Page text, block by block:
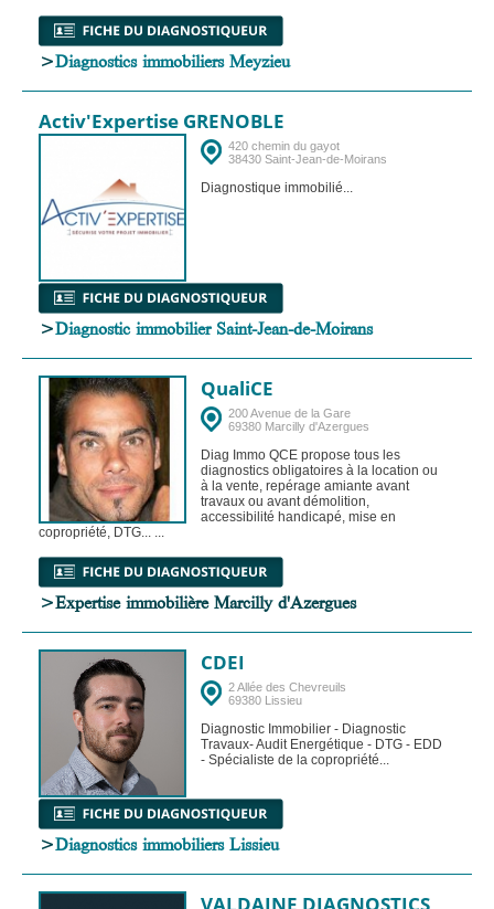
>Diagnostics immobiliers Meyzieu
Activ'Expertise GRENOBLE
420 chemin du gayot
38430 Saint-Jean-de-Moirans
Diagnostique immobilié...
>Diagnostic immobilier Saint-Jean-de-Moirans
QualiCE
200 Avenue de la Gare
69380 Marcilly d'Azergues
Diag Immo QCE propose tous les
diagnostics obligatoires à la location ou
à la vente, repérage amiante avant
travaux ou avant démolition,
accessibilité handicapé, mise en
copropriété, DTG... ...
>Expertise immobilière Marcilly d'Azergues
CDEI
2 Allée des Chevreuils
69380 Lissieu
Diagnostic Immobilier - Diagnostic
Travaux- Audit Energétique - DTG - EDD
- Spécialiste de la copropriété...
>Diagnostics immobiliers Lissieu
VALDAINE DIAGNOSTICS